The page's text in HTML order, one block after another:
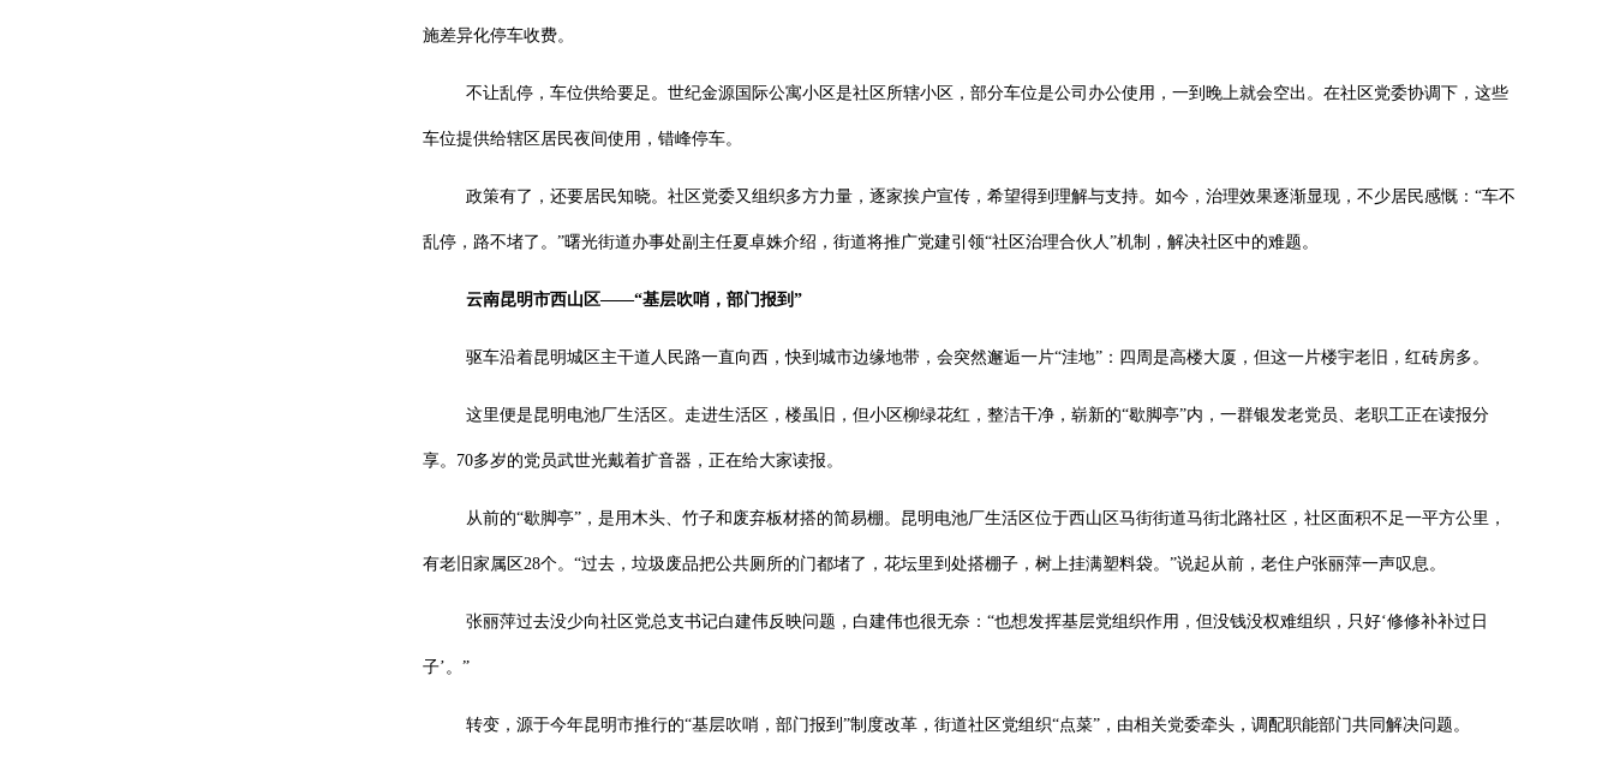
施差异化停车收费。
不让乱停，车位供给要足。世纪金源国际公寓小区是社区所辖小区，部分车位是公司办公使用，一到晚上就会空出。在社区党委协调下，这些
车位提供给辖区居民夜间使用，错峰停车。
政策有了，还要居民知晓。社区党委又组织多方力量，逐家挨户宣传，希望得到理解与支持。如今，治理效果逐渐显现，不少居民感慨：“车不
乱停，路不堵了。”曙光街道办事处副主任夏卓姝介绍，街道将推广党建引领“社区治理合伙人”机制，解决社区中的难题。
云南昆明市西山区——“基层吹哨，部门报到”
驱车沿着昆明城区主干道人民路一直向西，快到城市边缘地带，会突然邂逅一片“洼地”：四周是高楼大厦，但这一片楼宇老旧，红砖房多。
这里便是昆明电池厂生活区。走进生活区，楼虽旧，但小区柳绿花红，整洁干净，崭新的“歇脚亭”内，一群银发老党员、老职工正在读报分
享。70多岁的党员武世光戴着扩音器，正在给大家读报。
从前的“歇脚亭”，是用木头、竹子和废弃板材搭的简易棚。昆明电池厂生活区位于西山区马街街道马街北路社区，社区面积不足一平方公里，
有老旧家属区28个。“过去，垃圾废品把公共厕所的门都堵了，花坛里到处搭棚子，树上挂满塑料袋。”说起从前，老住户张丽萍一声叹息。
张丽萍过去没少向社区党总支书记白建伟反映问题，白建伟也很无奈：“也想发挥基层党组织作用，但没钱没权难组织，只好‘修修补补过日
子’。”
转变，源于今年昆明市推行的“基层吹哨，部门报到”制度改革，街道社区党组织“点菜”，由相关党委牵头，调配职能部门共同解决问题。